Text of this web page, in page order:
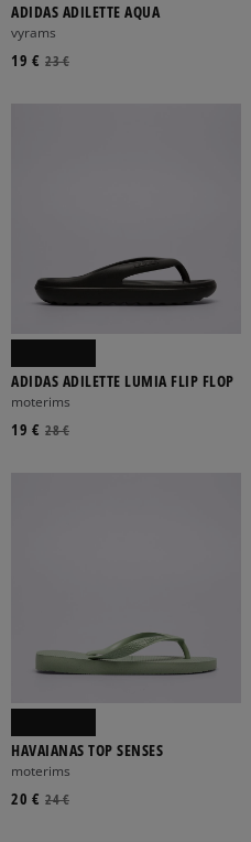
ADIDAS ADILETTE AQUA
vyrams
23 €
19 €
ADIDAS ADILETTE LUMIA FLIP FLOP
moterims
28 €
19 €
HAVAIANAS TOP SENSES
moterims
24 €
20 €